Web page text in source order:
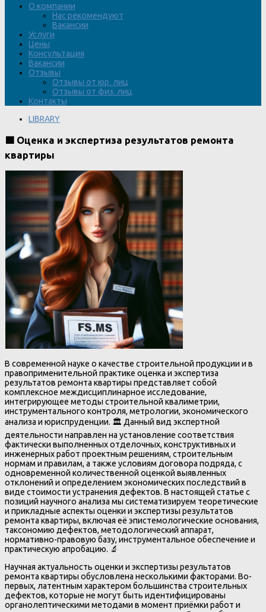
О компании
Нас рекомендуют
Вакансии
Услуги
Цены
Консультация
Вакансии
Отзывы
Отзывы от юр. лиц
Отзывы от физ. лиц
Контакты
LIBRARY
🟩 Оценка и экспертиза результатов ремонта
квартиры
В современной науке о качестве строительной продукции и в
правоприменительной практике оценка и экспертиза
результатов ремонта квартиры представляет собой
комплексное междисциплинарное исследование,
интегрирующее методы строительной квалиметрии,
инструментального контроля, метрологии, экономического
анализа и юриспруденции. 🏛️ Данный вид экспертной
деятельности направлен на установление соответствия
фактически выполненных отделочных, конструктивных и
инженерных работ проектным решениям, строительным
нормам и правилам, а также условиям договора подряда, с
одновременной количественной оценкой выявленных
отклонений и определением экономических последствий в
виде стоимости устранения дефектов. В настоящей статье с
позиций научного анализа мы систематизируем теоретические
и прикладные аспекты оценки и экспертизы результатов
ремонта квартиры, включая её эпистемологические основания,
таксономию дефектов, методологический аппарат,
нормативно-правовую базу, инструментальное обеспечение и
практическую апробацию. 🔬
Научная актуальность оценки и экспертизы результатов
ремонта квартиры обусловлена несколькими факторами. Во-
первых, латентным характером большинства строительных
дефектов, которые не могут быть идентифицированы
органолептическими методами в момент приёмки работ и